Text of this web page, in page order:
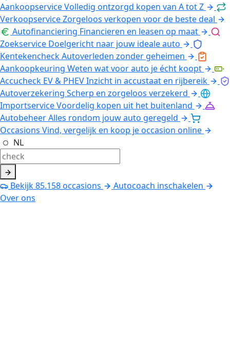
AankoopserviceVolledig ontzorgd kopen van A tot Z
VerkoopserviceZorgeloos verkopen voor de beste deal
Autofinanciering Financieren en leasen op maat
Zoekservice Doelgericht naar jouw ideale auto
KentekencheckAutoverleden zonder geheimen
Aankoopkeuring Weten wat voor auto je écht koopt
Accucheck EV & PHEVInzicht in accustaat en rijbereik
Autoverzekering Scherp en zorgeloos verzekerd
ImportserviceVoordelig kopen uit het buitenland
AutobeheerAlles rondom jouw auto geregeld
Occasions Vind, vergelijk en koop je occasion online
NL
Bekijk85.158occasions
Autocoach inschakelen
Over ons